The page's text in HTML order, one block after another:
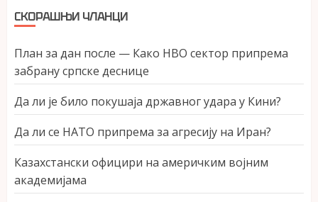
СКОРАШЊИ ЧЛАНЦИ
План за дан после — Како НВО сектор припрема
забрану српске деснице
Да ли је било покушаја државног удара у Кини?
Да ли се НАТО припрема за агресију на Иран?
Казахстански официри на америчким војним
академијама